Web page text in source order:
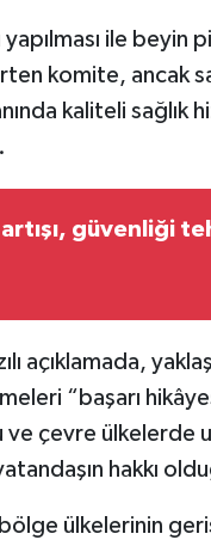
ile beyin
komite, ancak
kaliteli sağlık
güvenliği
açıklamada,
“başarı
çevre ülkelerde
hakkı
ülkelerinin